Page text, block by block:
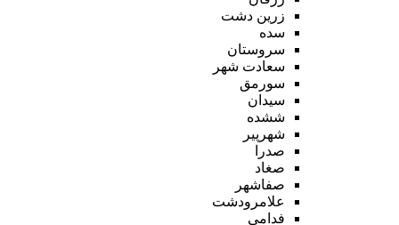
زرین دشت
سده
سروستان
سعادت شهر
سورمق
سیدان
ششده
شهرپیر
صدرا
صغاد
صفاشهر
علامرودشت
فدامی